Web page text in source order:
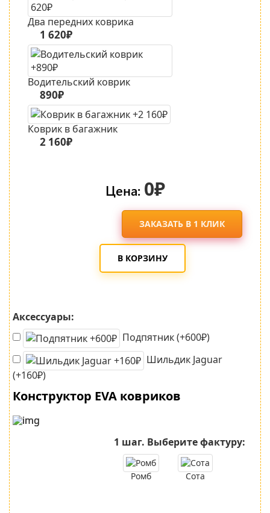
Два передних коврика
1 620₽
Водительский коврик
890₽
Коврик в багажник
2 160₽
Цена: 0₽
ЗАКАЗАТЬ В 1 КЛИК
В КОРЗИНУ
Аксессуары:
Подпятник (+600₽)
Шильдик Jaguar
(+160₽)
Конструктор EVA ковриков
1 шаг. Выберите фактуру:
Ромб Сота